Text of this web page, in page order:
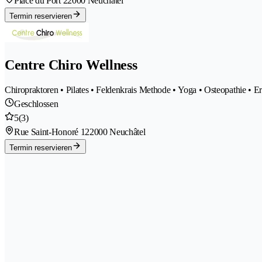
Termin reservieren
Centre Chiro Wellness
Chiropraktoren • Pilates • Feldenkrais Methode • Yoga • Osteopathie •
Geschlossen
5(3)
Rue Saint-Honoré 122000 Neuchâtel
Termin reservieren